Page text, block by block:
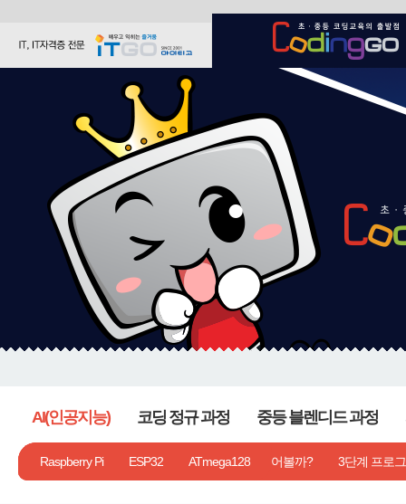
AI(인공지능)
Chat GPT AI 툴 일반 AI 그래픽 활용 AI 멀티미디어 활용
코딩 정규 과정
1단계 컴퓨터는 나의 친구! 2단계 뭘 만들어볼까? 3단계 프로
중등 블렌디드 과정
Raspberry Pi ESP32 ATmega128
기타